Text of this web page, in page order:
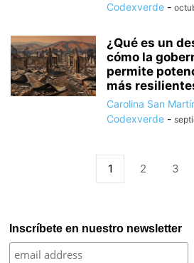
Codexverde -
¿Qué es un
cómo la
permite
más
Carolina San
Codexverde -
1 2 3
Inscríbete en nuestro newsletter